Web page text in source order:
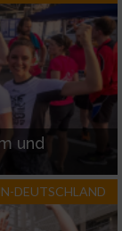
und
DEUTSCHLAND